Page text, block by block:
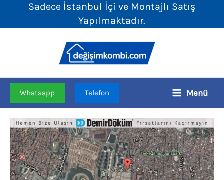
Sadece İstanbul İçi ve Montajlı Satış
Yapılmaktadır.
Whatsapp Telefon Menü